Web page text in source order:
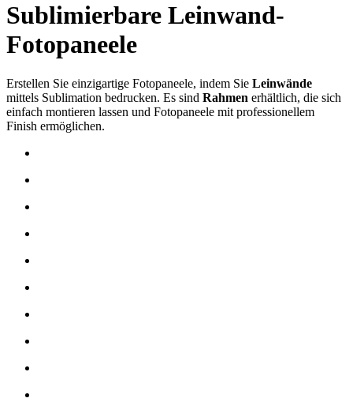
Sublimierbare Leinwand-
Fotopaneele
Erstellen Sie einzigartige Fotopaneele, indem Sie Leinwände
mittels Sublimation bedrucken. Es sind Rahmen erhältlich, die sich
einfach montieren lassen und Fotopaneele mit professionellem
Finish ermöglichen.